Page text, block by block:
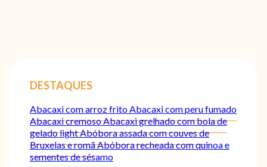
DESTAQUES
Abacaxi com arroz fritoAbacaxi com peru fumado
Abacaxi cremosoAbacaxi grelhado com bola de
gelado lightAbóbora assada com couves de
Bruxelas e romãAbóbora recheada com quinoa e
sementes de sésamo